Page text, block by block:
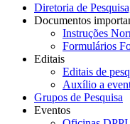
Diretoria de
Documentos
Instruções
Formulários
Editais
Editais de
Auxílio a
Grupos de Pesquisa
Eventos